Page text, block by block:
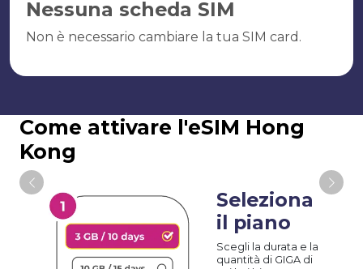
Nessuna scheda SIM
Non è necessario cambiare la tua SIM card.
Come attivare l'eSIM Hong
Kong
Seleziona
il piano
Scegli la durata e la
quantità di GIGA di